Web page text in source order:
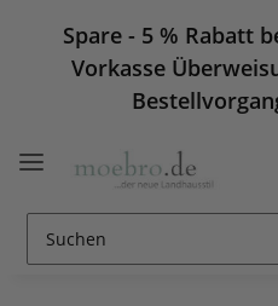
Spare - 5 % Rabatt
Vorkasse